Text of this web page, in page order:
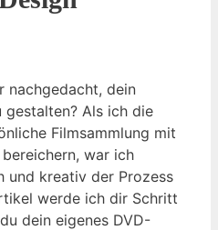
nachgedacht, dein
gestalten? Als ich die
Filmsammlung mit
war ich
und kreativ der Prozess
werde ich dir Schritt
dein eigenes DVD-